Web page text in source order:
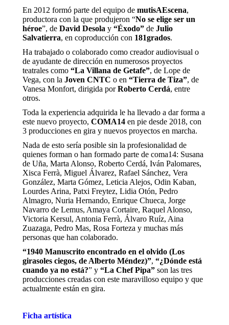
En 2012 formó parte del equipo de mutisAEscena,
productora con la que produjeron “No se elige ser un
héroe”, de David Desola y “Éxodo” de Julio
Salvatierra, en coproducción con 181grados.
Ha trabajado o colaborado como creador audiovisual o
de ayudante de dirección en numerosos proyectos
teatrales como “La Villana de Getafe”, de Lope de
Vega, con la Joven CNTC o en “Tierra de Tiza”, de
Vanesa Monfort, dirigida porRoberto Cerdá, entre
otros.
Toda la experiencia adquirida le ha llevado a dar forma a
este nuevo proyecto, COMA14 en pie desde 2018, con
3 producciones en gira y nuevos proyectos en marcha.
Nada de esto sería posible sin la profesionalidad de
quienes forman o han formado parte de coma14: Susana
de Uña, Marta Alonso, Roberto Cerdá, Iván Palomares,
Xisca Ferrà, Miguel Álvarez, Rafael Sánchez, Vera
González, Marta Gómez, Leticia Alejos, Odin Kaban,
Lourdes Arina, Patxi Freytez, Lidia Otón, Pedro
Almagro, Nuria Hernando, Enrique Chueca, Jorge
Navarro de Lemus, Amaya Cortaire, Raquel Alonso,
Victoria Kersul, Antonia Ferrà, Álvaro Ruíz, Aina
Zuazaga, Pedro Mas, Rosa Forteza y muchas más
personas que han colaborado.
“1940 Manuscrito encontrado en el olvido (Los
girasoles ciegos, de Alberto Méndez)”, “¿Dónde está
cuando ya no está?” y “La Chef Pipa” son las tres
producciones creadas con este maravilloso equipo y que
actualmente están en gira.
Ficha artística